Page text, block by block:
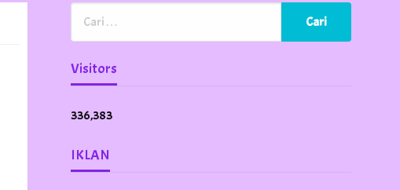
Visitors
336,383
IKLAN